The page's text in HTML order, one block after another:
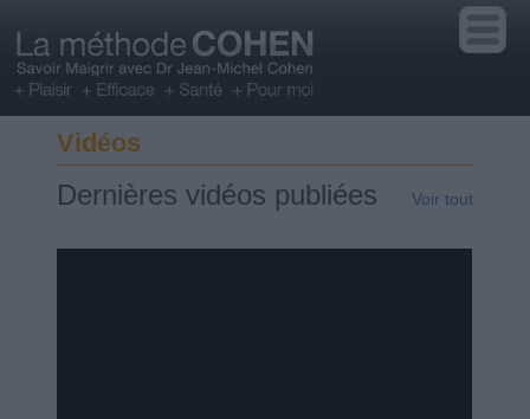
Vidéos
Dernières vidéos publiées Voir tout